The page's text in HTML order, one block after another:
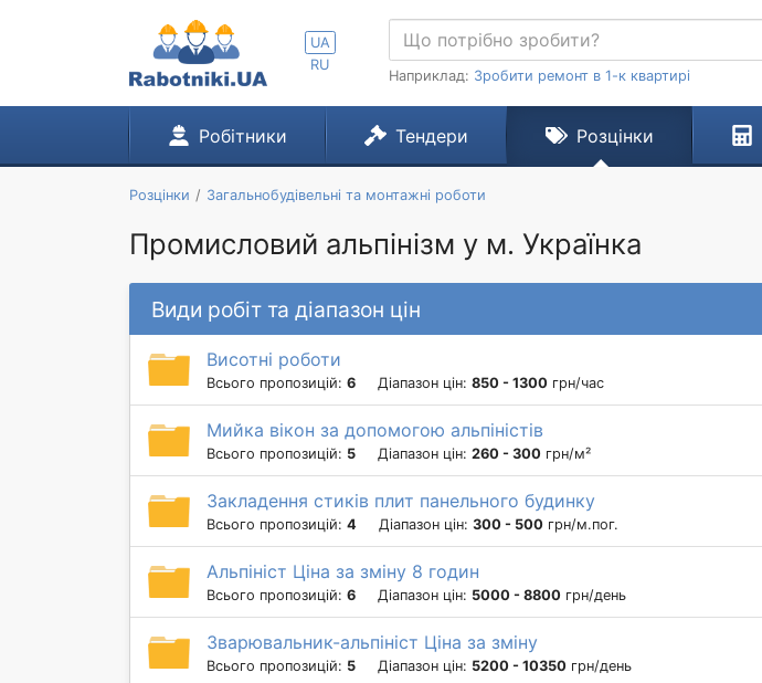
UA
RU
Наприклад: Зробити ремонт в 1-к квартирі
Робітники Тендери Розцінки
Розцінки Загальнобудівельні та монтажні роботи
Промисловий альпінізм у м. Українка
Види робіт та діапазон цін
Висотні роботи
Всього пропозицій: 6 Діапазон цін: 850 - 1300 грн/час
Мийка вікон за допомогою альпіністів
Всього пропозицій: 5 Діапазон цін: 260 - 300 грн/м²
Закладення стиків плит панельного будинку
Всього пропозицій: 4 Діапазон цін: 300 - 500 грн/м.пог.
Альпініст Ціна за зміну 8 годин
Всього пропозицій: 6 Діапазон цін: 5000 - 8800 грн/день
Зварювальник-альпініст Ціна за зміну
Всього пропозицій: 5 Діапазон цін: 5200 - 10350 грн/день